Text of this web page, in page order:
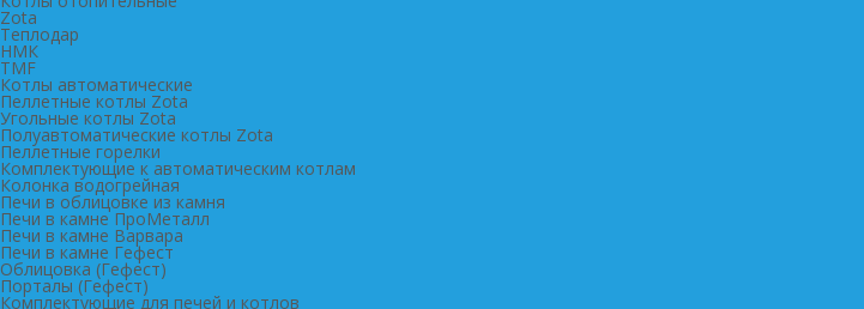
Zota
Теплодар
НМК
TMF
Котлы автоматические
Пеллетные котлы Zota
Угольные котлы Zota
Полуавтоматические котлы Zota
Пеллетные горелки
Комплектующие к автоматическим котлам
Колонка водогрейная
Печи в облицовке из камня
Печи в камне ПроМеталл
Печи в камне Варвара
Печи в камне Гефест
Облицовка (Гефест)
Порталы (Гефест)
Комплектующие для печей и котлов